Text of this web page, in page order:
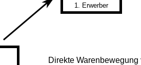
1. Erwerber
Direkte